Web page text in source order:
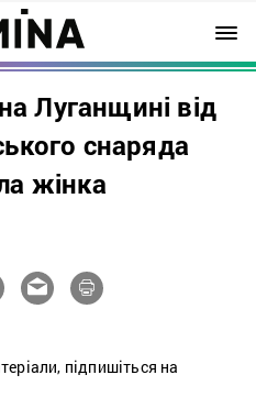
Луганщині від
снаряда
жінка
підпишіться на